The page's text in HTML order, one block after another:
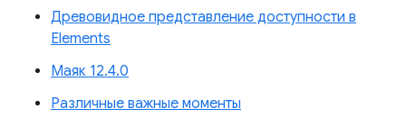
Древовидное представление доступности в
Elements
Маяк 12.4.0
Различные важные моменты